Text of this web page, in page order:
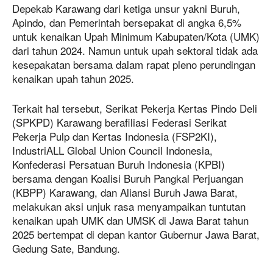
Depekab Karawang dari ketiga unsur yakni Buruh,
Apindo, dan Pemerintah bersepakat di angka 6,5%
untuk kenaikan Upah Minimum Kabupaten/Kota (UMK)
dari tahun 2024. Namun untuk upah sektoral tidak ada
kesepakatan bersama dalam rapat pleno perundingan
kenaikan upah tahun 2025.
Terkait hal tersebut, Serikat Pekerja Kertas Pindo Deli
(SPKPD) Karawang berafiliasi Federasi Serikat
Pekerja Pulp dan Kertas Indonesia (FSP2KI),
IndustriALL Global Union Council Indonesia,
Konfederasi Persatuan Buruh Indonesia (KPBI)
bersama dengan Koalisi Buruh Pangkal Perjuangan
(KBPP) Karawang, dan Aliansi Buruh Jawa Barat,
melakukan aksi unjuk rasa menyampaikan tuntutan
kenaikan upah UMK dan UMSK di Jawa Barat tahun
2025 bertempat di depan kantor Gubernur Jawa Barat,
Gedung Sate, Bandung.